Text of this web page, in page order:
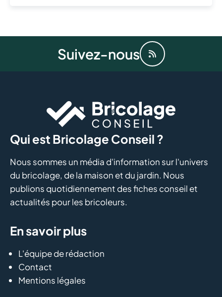
Suivez-nous
Qui est Bricolage Conseil ?
Nous sommes un média d'information sur l'univers
du bricolage, de la maison et du jardin. Nous
publions quotidiennement des fiches conseil et
actualités pour les bricoleurs.
En savoir plus
L'équipe de rédaction
Contact
Mentions légales